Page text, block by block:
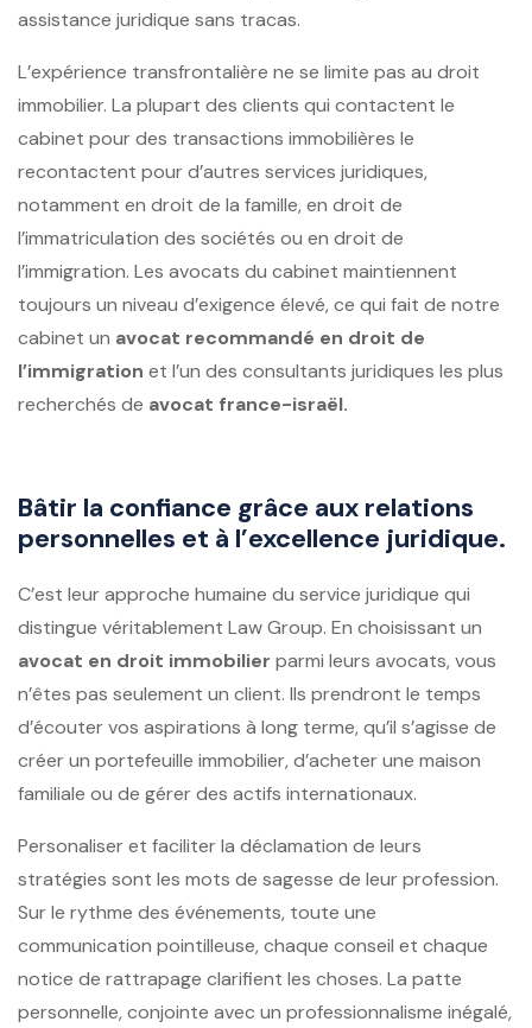
assistance juridique sans tracas.
L’expérience transfrontalière ne se limite pas au droit
immobilier. La plupart des clients qui contactent le
cabinet pour des transactions immobilières le
recontactent pour d’autres services juridiques,
notamment en droit de la famille, en droit de
l’immatriculation des sociétés ou en droit de
l’immigration. Les avocats du cabinet maintiennent
toujours un niveau d’exigence élevé, ce qui fait de notre
cabinet un avocat recommandé en droit de
l’immigration et l’un des consultants juridiques les plus
recherchés de avocat france-israël.
Bâtir la confiance grâce aux relations
personnelles et à l’excellence juridique.
C’est leur approche humaine du service juridique qui
distingue véritablement Law Group. En choisissant un
avocat en droit immobilier parmi leurs avocats, vous
n’êtes pas seulement un client. Ils prendront le temps
d’écouter vos aspirations à long terme, qu’il s’agisse de
créer un portefeuille immobilier, d’acheter une maison
familiale ou de gérer des actifs internationaux.
Personaliser et faciliter la déclamation de leurs
stratégies sont les mots de sagesse de leur profession.
Sur le rythme des événements, toute une
communication pointilleuse, chaque conseil et chaque
notice de rattrapage clarifient les choses. La patte
personnelle, conjointe avec un professionnalisme inégalé,